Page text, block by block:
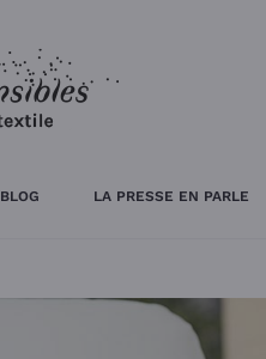
BLOG LA PRESSE EN PARLE